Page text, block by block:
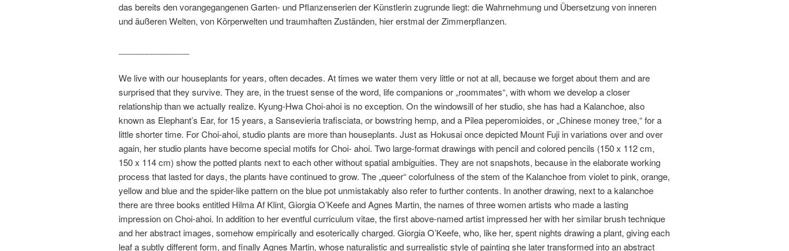
das bereits den vorangegangenen Garten- und Pflanzenserien der Künstlerin zugrunde liegt: die Wahrnehmung und Übersetzung von inneren
und äußeren Welten, von Körperwelten und traumhaften Zuständen, hier erstmal der Zimmerpflanzen.
We live with our houseplants for years, often decades. At times we water them very little or not at all, because we forget about them and are
surprised that they survive. They are, in the truest sense of the word, life companions or „roommates“, with whom we develop a closer
relationship than we actually realize. Kyung-Hwa Choi-ahoi is no exception. On the windowsill of her studio, she has had a Kalanchoe, also
known as Elephant’s Ear, for 15 years, a Sansevieria trafisciata, or bowstring hemp, and a Pilea peperomioides, or „Chinese money tree,“ for a
little shorter time. For Choi-ahoi, studio plants are more than houseplants. Just as Hokusai once depicted Mount Fuji in variations over and over
again, her studio plants have become special motifs for Choi- ahoi. Two large-format drawings with pencil and colored pencils (150 x 112 cm,
150 x 114 cm) show the potted plants next to each other without spatial ambiguities. They are not snapshots, because in the elaborate working
process that lasted for days, the plants have continued to grow. The „queer“ colorfulness of the stem of the Kalanchoe from violet to pink, orange,
yellow and blue and the spider-like pattern on the blue pot unmistakably also refer to further contents. In another drawing, next to a kalanchoe
there are three books entitled Hilma Af Klint, Giorgia O’Keefe and Agnes Martin, the names of three women artists who made a lasting
impression on Choi-ahoi. In addition to her eventful curriculum vitae, the first above-named artist impressed her with her similar brush technique
and her abstract images, somehow empirically and esoterically charged. Giorgia O’Keefe, who, like her, spent nights drawing a plant, giving each
leaf a subtly different form, and finally Agnes Martin, whose naturalistic and surrealistic style of painting she later transformed into an abstract